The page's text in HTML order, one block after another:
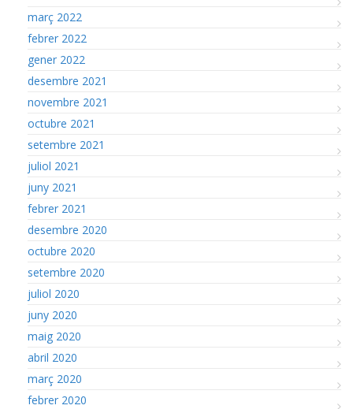
març 2022
febrer 2022
gener 2022
desembre 2021
novembre 2021
octubre 2021
setembre 2021
juliol 2021
juny 2021
febrer 2021
desembre 2020
octubre 2020
setembre 2020
juliol 2020
juny 2020
maig 2020
abril 2020
març 2020
febrer 2020